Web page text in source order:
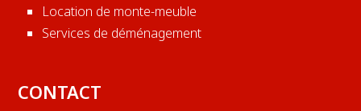
Location de monte-meuble
Services de déménagement
CONTACT